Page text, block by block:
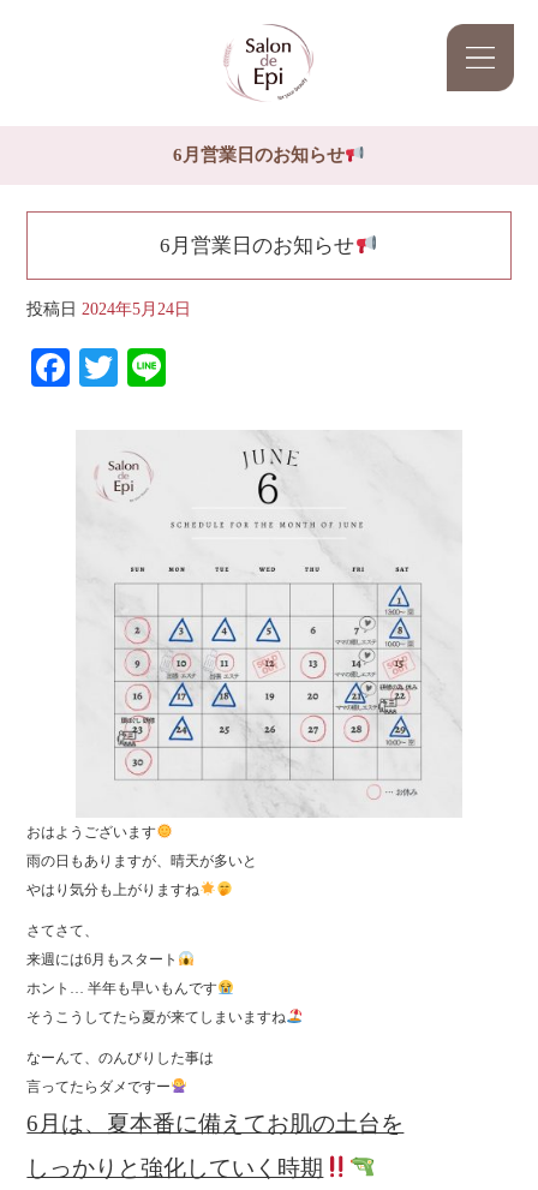
6月営業日のお知らせ
6月営業日のお知らせ
投稿日 2024年5月24日
Facebook
Twitter
おはようございます
雨の日もありますが、晴天が多いと
やはり気分も上がりますね
さてさて、
来週には6月もスタート
ホント… 半年も早いもんです
そうこうしてたら夏が来てしまいますね
なーんて、のんびりした事は
言ってたらダメですー
6月は、夏本番に備えてお肌の土台を
しっかりと強化していく時期